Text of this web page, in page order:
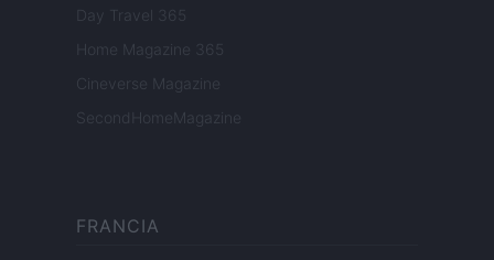
Day Travel 365
Home Magazine 365
Cineverse Magazine
SecondHomeMagazine
FRANCIA